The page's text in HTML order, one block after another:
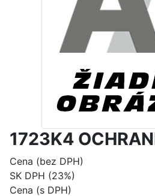
1723K4
Cena (bez DPH)
SK DPH (23%)
Cena (s DPH)